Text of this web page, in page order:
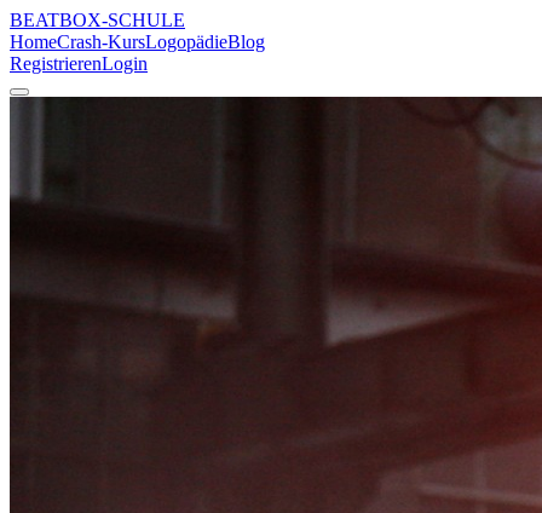
BEATBOX-SCHULE
HomeCrash-KursLogopädieBlog
RegistrierenLogin